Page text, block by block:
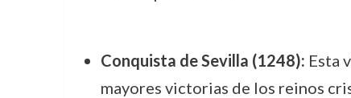
Conquista de Sevilla (1248): Esta
mayores victorias de los reinos